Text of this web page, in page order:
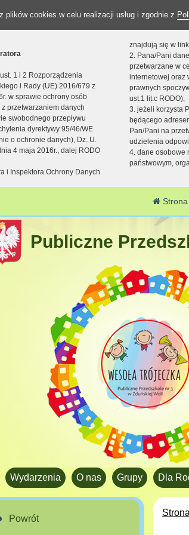
plików cookies w celu realizacji usług i zgodnie z
1 i 2 Rozporządzenia
i Rady (UE) 2016/679 z
w sprawie ochrony osób
przetwarzaniem danych
swobodnego przepływu
dyrektywy 95/46/WE
o ochronie danych), Dz. U.
4 maja 2016r., dalej RODO
i Inspektora Ochrony Danych
znajdują się w
2. Pana/Pani
przetwarzane w
internetowej oraz
prawnych
ust.1 lit.c RODO),
3. jeżeli korzysta
będącego
Pan/Pani na
udzielenia
4. dane osobowe
państwowym,
Strona
Publiczne
Wydarzenia O nas Grupy Dla
Powrót